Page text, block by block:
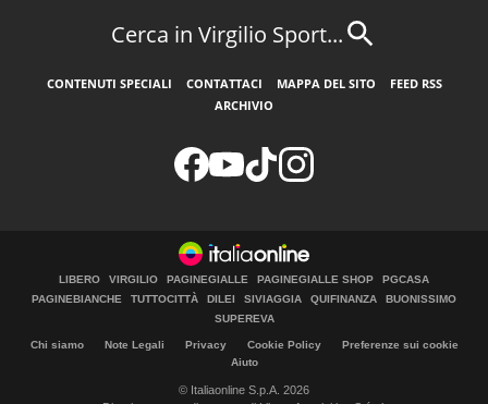
Cerca in Virgilio Sport...
CONTENUTI SPECIALI CONTATTACI MAPPA DEL SITO
FEED RSS
ARCHIVIO
LIBERO VIRGILIO PAGINEGIALLE PAGINEGIALLE SHOP
PGCASA
PAGINEBIANCHE
TUTTOCITTÀ DILEI SIVIAGGIA QUIFINANZA
BUONISSIMO
SUPEREVA
Chi siamo Note Legali Privacy Cookie Policy
Preferenze sui cookie
Aiuto
© Italiaonline S.p.A. 2026